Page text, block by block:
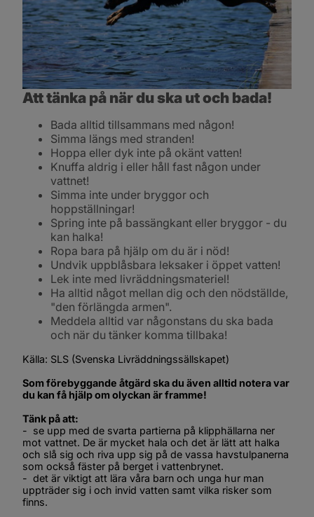
Att tänka på när du ska ut och bada!
Bada alltid tillsammans med någon!
Simma längs med stranden!
Hoppa eller dyk inte på okänt vatten!
Knuffa aldrig i eller håll fast någon under
vattnet!
Simma inte under bryggor och
hoppställningar!
Spring inte på bassängkant eller bryggor - du
kan halka!
Ropa bara på hjälp om du är i nöd!
Undvik uppblåsbara leksaker i öppet vatten!
Lek inte med livräddningsmateriel!
Ha alltid något mellan dig och den nödställde,
"den förlängda armen".
Meddela alltid var någonstans du ska bada
och när du tänker komma tillbaka!
Källa: SLS (Svenska Livräddningssällskapet)
Som förebyggande åtgärd ska du även alltid notera var
du kan få hjälp om olyckan är framme!
Tänk på att:
-  se upp med de svarta partierna på klipphällarna ner
mot vattnet. De är mycket hala och det är lätt att halka
och slå sig och riva upp sig på de vassa havstulpanerna
som också fäster på berget i vattenbrynet.
-  det är viktigt att lära våra barn och unga hur man
uppträder sig i och invid vatten samt vilka risker som
finns.